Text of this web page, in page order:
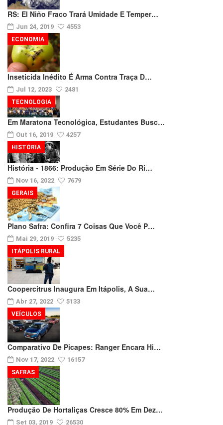
RS: El Niño Fraco Trará Umidade E Temper…
Jun 24, 2019 4553
Inseticida Inédito É Arma Contra Traça D…
Jul 12, 2023 2481
ECONOMIA
Em Maratona Tecnológica, Estudantes Busc…
Out 16, 2019 4257
TECNOLOGIA
História - 1866: Produção Em Série Do Ri…
Nov 16, 2022 7679
HISTÓRIA
Plano Safra: Confira 7 Coisas Que Você P…
Mai 29, 2019 5235
GERAIS
Coopercitrus Inaugura Em Itápolis, A Sua…
Abr 27, 2022 5133
ITÁPOLIS RURAL
Comparativo De Picapes: Ranger Encara Hi…
Nov 17, 2022 16157
VEÍCULOS
Produção De Hortaliças Cresce 80% Em Dez…
Set 03, 2019 26530
SAFRAS